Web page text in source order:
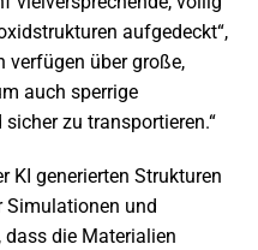
aufgedeckt“,
verfügen über große,
auch sperrige
zu transportieren.“
KI generierten Strukturen
und
die Materialien